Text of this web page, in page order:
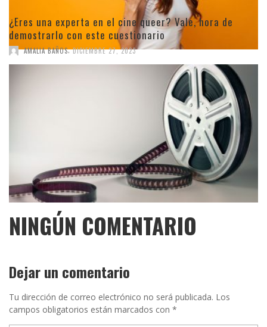
¿Eres una experta en el cine queer? Vale, hora de
demostrarlo con este cuestionario
AMALIA BAÑOS, DICIEMBRE 27, 2023
NINGÚN COMENTARIO
Dejar un comentario
Tu dirección de correo electrónico no será publicada. Los
campos obligatorios están marcados con *